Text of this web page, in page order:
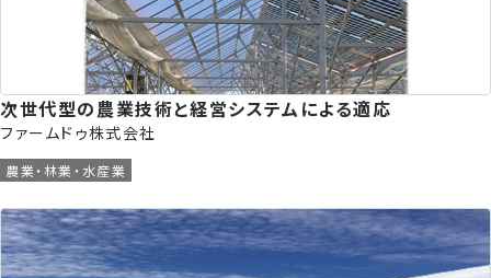
次世代型の農業技術と経営システムによる適応
ファームドゥ株式会社
農業・林業・水産業